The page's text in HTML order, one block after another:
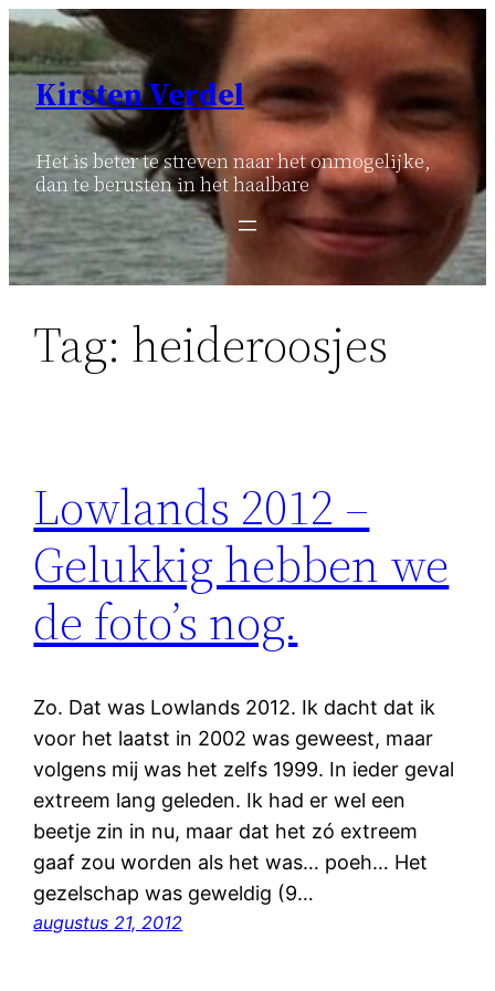
Ga
naar
inhoud
Kirsten Verdel
Het is beter te streven naar het onmogelijke,
dan te berusten in het haalbare
Tag: heideroosjes
Lowlands 2012 –
Gelukkig hebben we
de foto’s nog.
Zo. Dat was Lowlands 2012. Ik dacht dat ik
voor het laatst in 2002 was geweest, maar
volgens mij was het zelfs 1999. In ieder geval
extreem lang geleden. Ik had er wel een
beetje zin in nu, maar dat het zó extreem
gaaf zou worden als het was… poeh… Het
gezelschap was geweldig (9…
augustus 21, 2012